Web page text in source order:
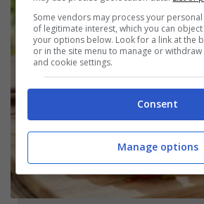
Some vendors may process your
of legitimate interest, which you can
your options below. Look for a link at the
or in the site menu to manage or
and cookie settings.
Consent
Manage options